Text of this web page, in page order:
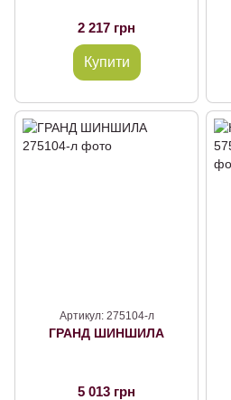
2 217 грн
Купити
Артикул: 275104-л
ГРАНД ШИНШИЛА
5 013 грн